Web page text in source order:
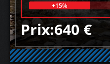
+15%
Prix:640 €